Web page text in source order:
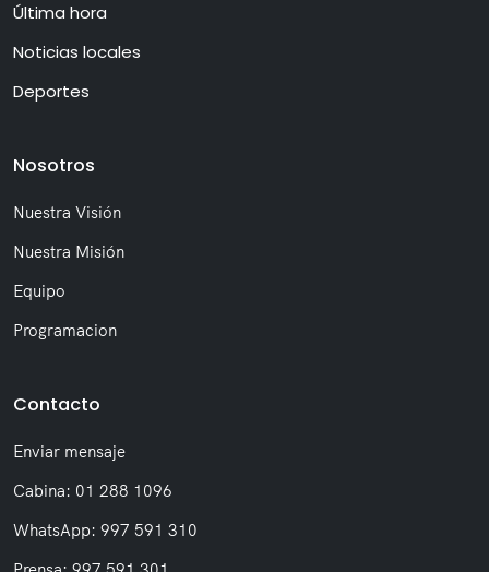
Última hora
Noticias locales
Deportes
Nosotros
Nuestra Visión
Nuestra Misión
Equipo
Programacion
Contacto
Enviar mensaje
Cabina: 01 288 1096
WhatsApp: 997 591 310